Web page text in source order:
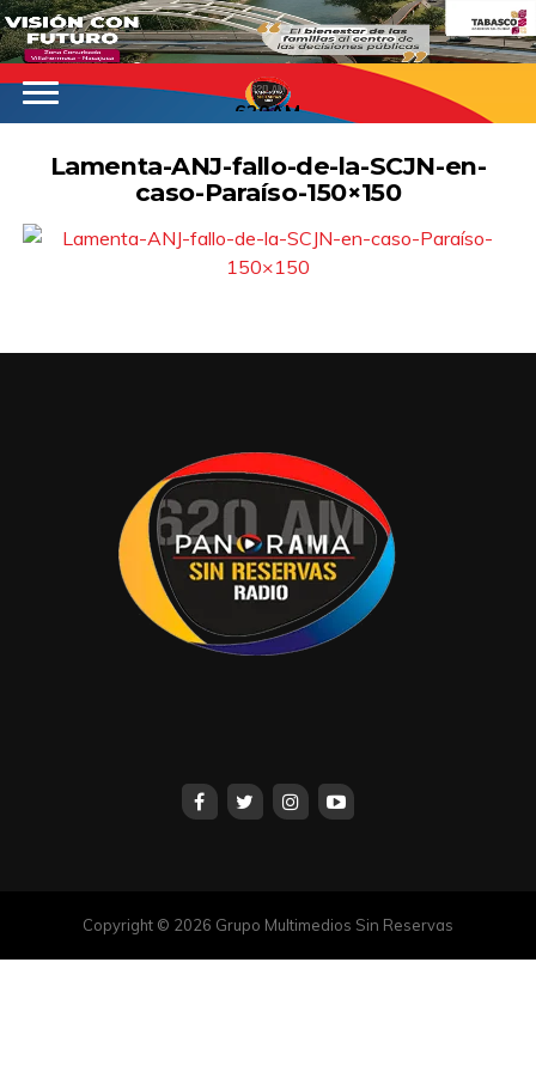
620AM
Lamenta-ANJ-fallo-de-la-SCJN-en-
caso-Paraíso-150×150
Copyright © 2026 Grupo Multimedios Sin Reservas